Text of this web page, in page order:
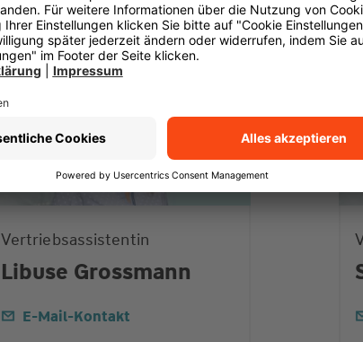
Vertriebsassistentin
Libuse Grossmann
E-Mail-Kontakt